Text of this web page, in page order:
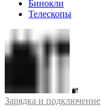
Бинокли
Телескопы
Зарядка и подключение